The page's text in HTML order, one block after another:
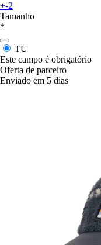
+-2
Tamanho
*
TU
Este campo é obrigatório
Oferta de parceiro
Enviado em 5 dias